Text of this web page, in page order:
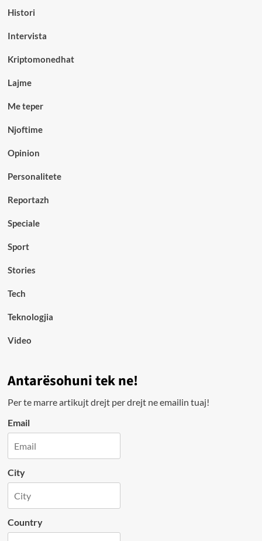
Histori
Intervista
Kriptomonedhat
Lajme
Me teper
Njoftime
Opinion
Personalitete
Reportazh
Speciale
Sport
Stories
Tech
Teknologjia
Video
Antarësohuni tek ne!
Per te marre artikujt drejt per drejt ne emailin tuaj!
Email
City
Country